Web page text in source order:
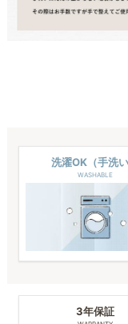
洗濯OK（手洗い
WASHABLE
3年保証